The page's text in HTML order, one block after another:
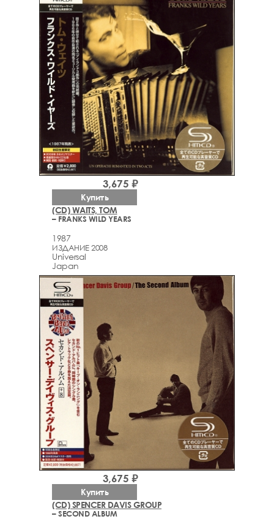
(CD) WAITS, TOM
– FRANKS WILD YEARS
1987
ИЗДАНИЕ 2008
Universal
Japan
3,675 ₽
Купить
(CD) SPENCER DAVIS GROUP
– SECOND ALBUM
3,675 ₽
Купить